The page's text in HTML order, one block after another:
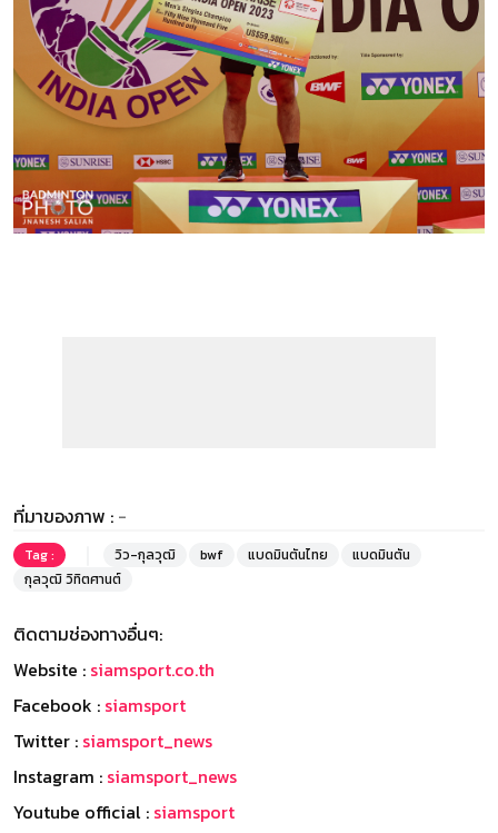
ที่มาของภาพ : -
Tag : วิว-กุลวุฒิ bwf แบดมินตันไทย
แบดมินตัน
กุลวุฒิ วิทิตศานต์
ติดตามช่องทางอื่นๆ:
Website : siamsport.co.th
Facebook : siamsport
Twitter : siamsport_news
Instagram : siamsport_news
Youtube official : siamsport